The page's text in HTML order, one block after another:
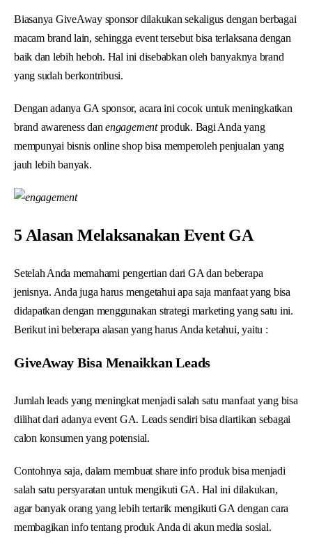
Biasanya GiveAway sponsor dilakukan sekaligus dengan berbagai
macam brand lain, sehingga event tersebut bisa terlaksana dengan
baik dan lebih heboh. Hal ini disebabkan oleh banyaknya brand
yang sudah berkontribusi.
Dengan adanya GA sponsor, acara ini cocok untuk meningkatkan
brand awareness danengagementproduk. Bagi Anda yang
mempunyai bisnis online shop bisa memperoleh penjualan yang
jauh lebih banyak.
5 Alasan Melaksanakan Event GA
Setelah Anda memahami pengertian dari GA dan beberapa
jenisnya. Anda juga harus mengetahui apa saja manfaat yang bisa
didapatkan dengan menggunakan strategi marketing yang satu ini.
Berikut ini beberapa alasan yang harus Anda ketahui, yaitu :
GiveAway Bisa Menaikkan Leads
Jumlah leads yang meningkat menjadi salah satu manfaat yang bisa
dilihat dari adanya event GA. Leads sendiri bisa diartikan sebagai
calon konsumen yang potensial.
Contohnya saja, dalam membuat share info produk bisa menjadi
salah satu persyaratan untuk mengikuti GA. Hal ini dilakukan,
agar banyak orang yang lebih tertarik mengikuti GA dengan cara
membagikan info tentang produk Anda di akun media sosial.